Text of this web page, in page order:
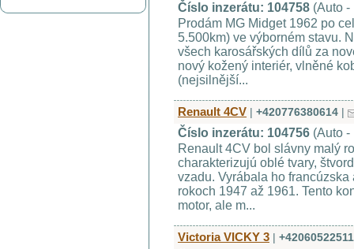
Číslo inzerátu: 104758 (Auto -
Prodám MG Midget 1962 po
5.500km) ve výborném stavu.
všech karosářských dílů za
nový kožený interiér, vlněné
(nejsilnější...
Renault 4CV | +420776380614 |
Číslo inzerátu: 104756 (Auto -
Renault 4CV bol slávny malý
charakterizujú oblé tvary,
vzadu. Vyrábala ho
rokoch 1947 až 1961. Tento
motor, ale m...
Victoria VICKY 3 |